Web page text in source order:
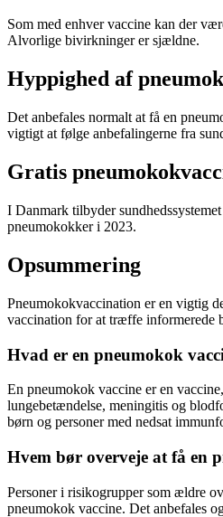
Som med enhver vaccine kan der
Alvorlige bivirkninger er sjældne.
Hyppighed af
Det anbefales normalt at få en
vigtigt at følge anbefalingerne fra
Gratis
I Danmark tilbyder
pneumokokker i 2023.
Opsummering
Pneumokokvaccination er en vigtig
vaccination for at træffe informerede
Hvad er en pneumokok
En pneumokok vaccine er en
lungebetændelse, meningitis og
børn og personer med nedsat
Hvem bør overveje at få en
Personer i risikogrupper som ældre
pneumokok vaccine. Det anbefales